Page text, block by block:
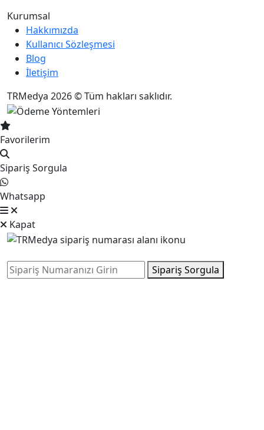
Kurumsal
Hakkımızda
Kullanıcı Sözleşmesi
Blog
İletişim
TRMedya 2026 © Tüm hakları saklıdır.
Favorilerim
Sipariş Sorgula
Whatsapp
Kapat
Sipariş Sorgula